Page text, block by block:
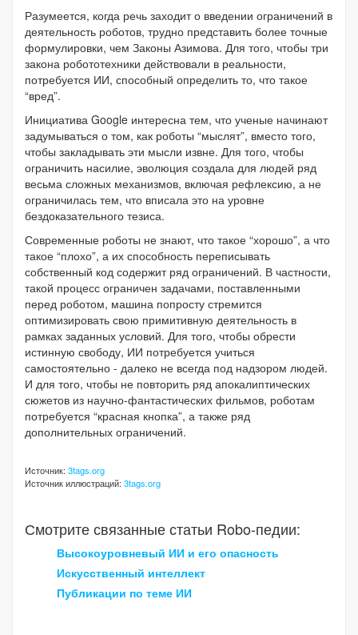
Разумеется, когда речь заходит о введении ограничений в
деятельность роботов, трудно представить более точные
формулировки, чем Законы Азимова. Для того, чтобы три
закона робототехники действовали в реальности,
потребуется ИИ, способный определить то, что такое
“вред”.
Инициатива Google интересна тем, что ученые начинают
задумываться о том, как роботы “мыслят”, вместо того,
чтобы закладывать эти мысли извне. Для того, чтобы
ограничить насилие, эволюция создала для людей ряд
весьма сложных механизмов, включая рефлексию, а не
ограничилась тем, что вписала это на уровне
бездоказательного тезиса.
Современные роботы не знают, что такое “хорошо”, а что
такое “плохо”, а их способность переписывать
собственный код содержит ряд ограничений. В частности,
такой процесс ограничен задачами, поставленными
перед роботом, машина попросту стремится
оптимизировать свою примитивную деятельность в
рамках заданных условий. Для того, чтобы обрести
истинную свободу, ИИ потребуется учиться
самостоятельно - далеко не всегда под надзором людей.
И для того, чтобы не повторить ряд апокалиптических
сюжетов из научно-фантастических фильмов, роботам
потребуется “красная кнопка”, а также ряд
дополнительных ограничений.
Источник:3tags.org
Источник иллюстраций:3tags.org
Смотрите связанные статьи Robo-педии:
Высокоуровневый ИИ и его опасность
Искусственный интеллект
Публикации по теме ИИ